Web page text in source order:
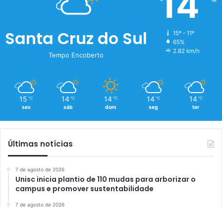
Santa Cruz do Sul
Tempo Encoberto
15º - 11º
65%
2.82 km/h
15 ℃
sex
14 ℃
sáb
14 ℃
dom
14 ℃
seg
14 ℃
ter
Últimas notícias
7 de agosto de 2026
Unisc inicia plantio de 110 mudas para arborizar o
campus e promover sustentabilidade
7 de agosto de 2026